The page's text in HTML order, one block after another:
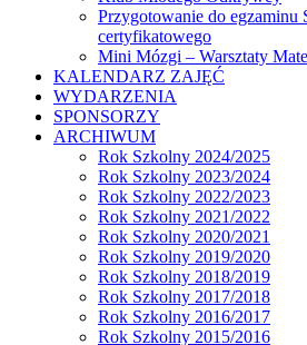
Przygotowanie do egzaminu
certyfikatowego
Mini Mózgi – Warsztaty
KALENDARZ ZAJĘĆ
WYDARZENIA
SPONSORZY
ARCHIWUM
Rok Szkolny 2024/2025
Rok Szkolny 2023/2024
Rok Szkolny 2022/2023
Rok Szkolny 2021/2022
Rok Szkolny 2020/2021
Rok Szkolny 2019/2020
Rok Szkolny 2018/2019
Rok Szkolny 2017/2018
Rok Szkolny 2016/2017
Rok Szkolny 2015/2016